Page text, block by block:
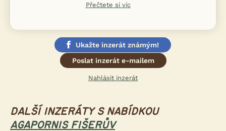
Přečtete si víc
Ukažte inzerát známým!
Poslat inzerát e-mailem
Nahlásit inzerát
DALŠÍ INZERÁTY S NABÍDKOU
AGAPORNIS FIŠERŮV